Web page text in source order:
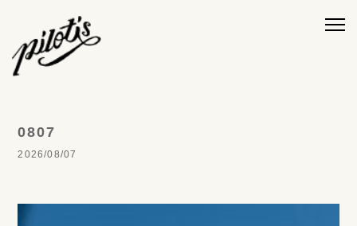
0807
2026/08/07